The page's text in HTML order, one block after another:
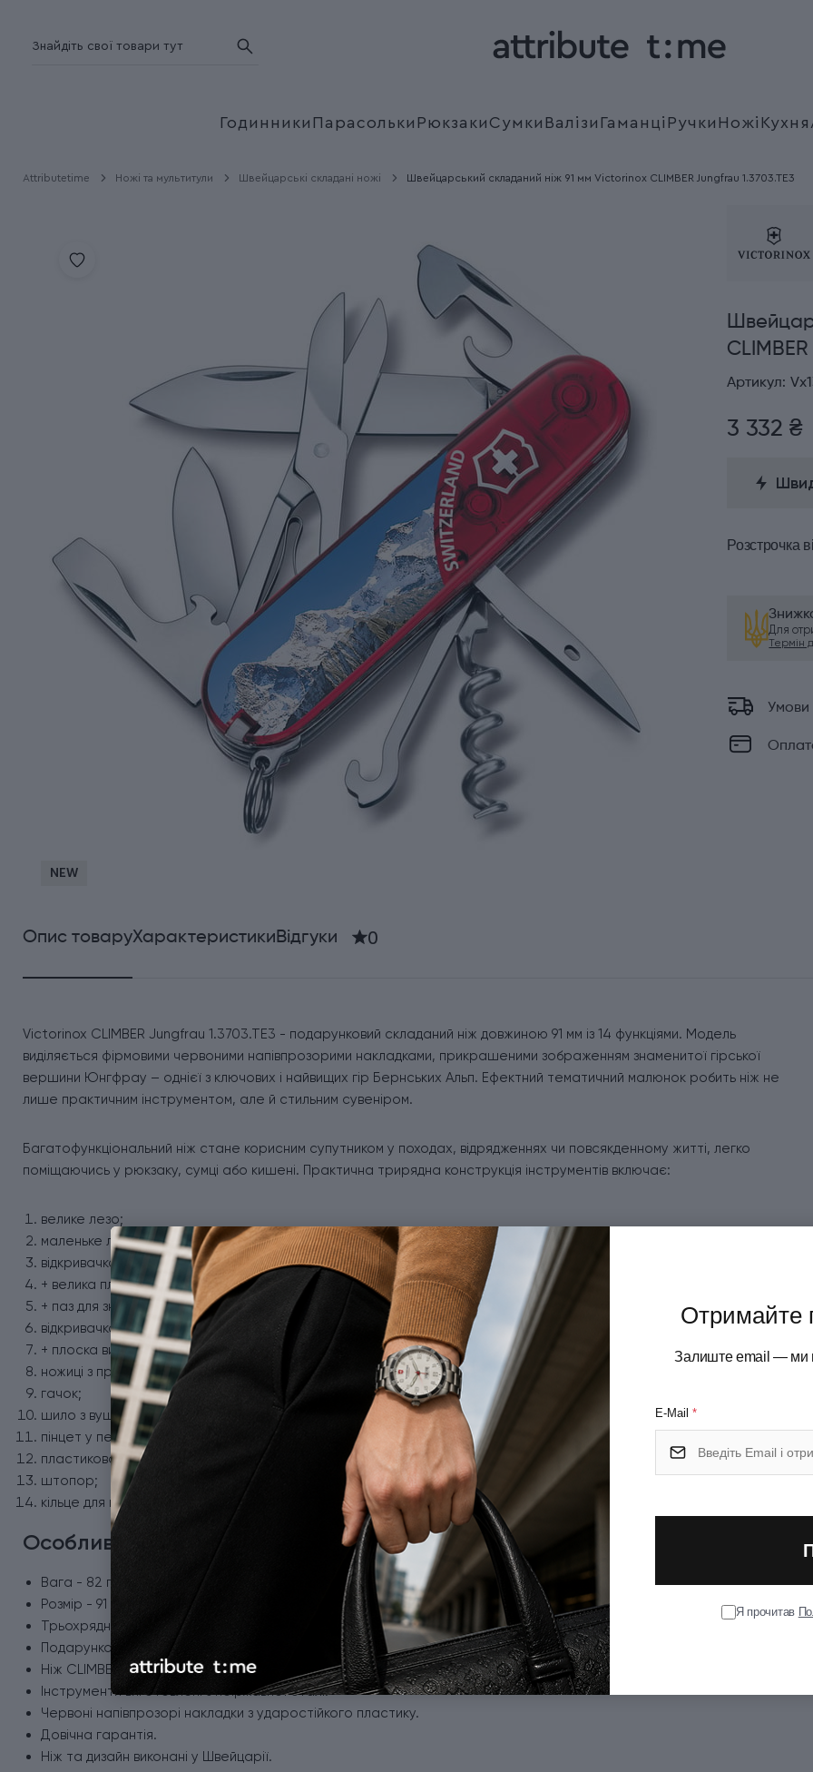
Годинники Парасольки Рюкзаки Сумки Валізи Гаманці Ручки Ножі Кухня
Attributetime Ножі та мультитули Швейцарські складані ножі Швейцарський складаний ніж 91 мм Victorinox CLIMBER Jungfrau 1.3703.TE3
NEW
Артикул:
3 332 ₴
Розстрочка
Для
Термін
Умови
Опис товаруХарактеристикиВідгуки 0
Victorinox CLIMBER Jungfrau 1.3703.TE3 - подарунковий складаний ніж довжиною 91 мм із 14 функціями. Модель
виділяється фірмовими червоними напівпрозорими накладками, прикрашеними зображенням знаменитої гірської
вершини Юнгфрау – однієї з ключових і найвищих гір Бернських Альп. Ефектний тематичний малюнок робить ніж не
лише практичним інструментом, але й стильним сувеніром.
Багатофункціональний ніж стане корисним супутником у походах, відрядженнях чи повсякденному житті, легко
поміщаючись у рюкзаку, сумці або кишені. Практична трирядна конструкція інструментів включає:
велике лезо;
маленьке лезо;
відкривачка для пляшок;
+ велика плоска викрутка;
+ паз для зняття ізоляції;
відкривачка для консервів;
+ плоска викрутка 3 мм;
ножиці з пружинним механізмом;
гачок;
шило з вушком для шиття;
пінцет у передній накладці;
пластикова зубочистка;
штопор;
кільце для кріплення.
Особливості ножа Victorinox 1.3703.TE3
Вага - 82 г.
Розмір - 91 x 26 x 18 мм.
Трьохрядний ніж на 14 функцій.
Подарунковий випуск Victorinox.
Ніж CLIMBER із зображенням вершини Юнгфрау.
Інструменти виготовлені з неіржавної сталі.
Червоні напівпрозорі накладки з ударостійкого пластику.
Довічна гарантія.
Ніж та дизайн виконані у Швейцарії.
Отримайте
Залиште email — ми
E-Mail *
Я прочитав